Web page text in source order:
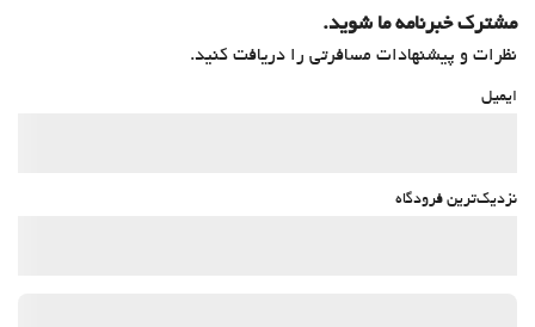
مشترک خبرنامه ما شوید.
نظرات و پیشنهادات مسافرتی را دریافت کنید.
ایمیل
نزدیک‌ترین فرودگاه